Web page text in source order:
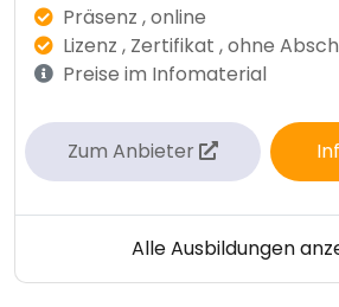
Präsenz , online
Lizenz , Zertifikat , ohne
Preise im Infomaterial
Zum Anbieter
Alle Ausbildungen